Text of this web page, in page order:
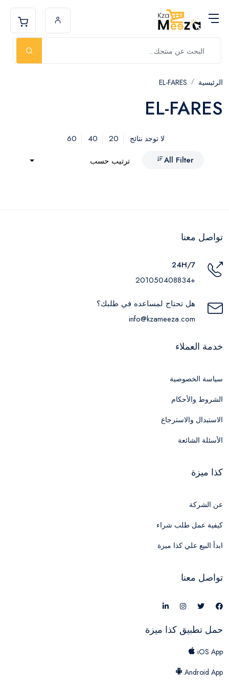
الرئيسية EL-FARES
EL-FARES
لا توجد نتائج 20
40
60
All Filter
ترتيب حسب
تواصل معنا
24H/7
+201050408834
هل تحتاج لمساعده في طلبك؟
info@kzameeza.com
خدمة العملاء
سياسة الخصوصية
الشروط والأحكام
الاستبدال والاسترجاع
الأسئلة الشائعة
كذا ميزة
عن الشركة
كيفية عمل طلب شراء
ابدأ البيع علي كذا ميزة
تواصل معنا
حمل تطبيق كذا ميزة
iOS App
Android App